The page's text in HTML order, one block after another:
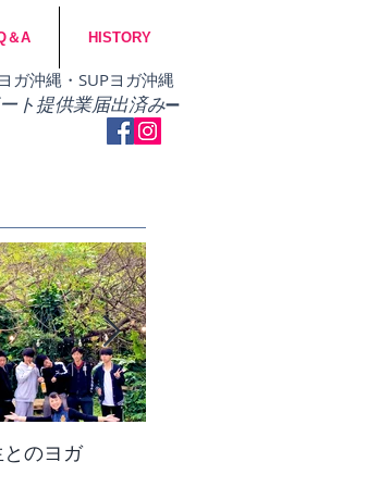
＆A HISTORY
ガ沖縄・SUPヨガ沖縄
ト提供業届出済み➖
のヨガ